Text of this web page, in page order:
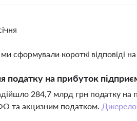
сформували короткі відповіді
податку на прибуток
284,7 млрд грн податку на
та акцизним податком. Джерело